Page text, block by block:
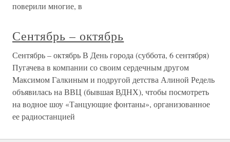
поверили многие, в
Сентябрь – октябрь
Сентябрь – октябрь В День города (суббота, 6 сентября)
Пугачева в компании со своим сердечным другом
Максимом Галкиным и подругой детства Алиной Редель
объявилась на ВВЦ (бывшая ВДНХ), чтобы посмотреть
на водное шоу «Танцующие фонтаны», организованное
ее радиостанцией